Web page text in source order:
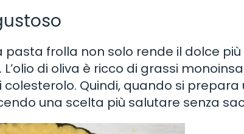
pasta frolla non solo rende il dolce
di oliva è ricco di grassi
colesterolo. Quindi, quando si
una scelta più salutare senza